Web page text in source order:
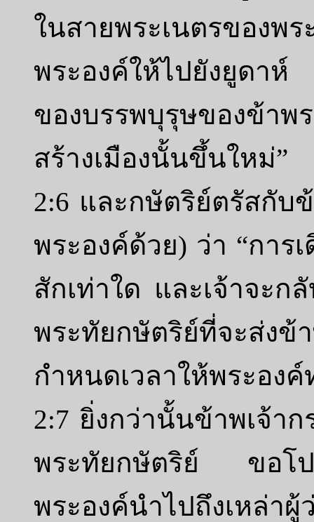
ในสายพระเนตรของ
พระองค์ให้ไปยังยูดา
ของบรรพบุรุษของข้า
สร้างเมืองนั้นขึ้นใหม่”
2:6 และกษัตริย์ตรัสกับ
พระองค์ด้วย) ว่า “การ
สักเท่าใด และเจ้าจะก
พระทัยกษัตริย์ที่จะส่
กำหนดเวลาให้พระองค์
2:7 ยิ่งกว่านั้นข้าพเจ้า
พระทัยกษัตริย์ ขอโป
พระองค์นำไปถึงเหล่า